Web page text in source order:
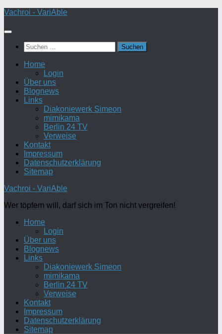
Zum
springen
Vachroi - VariAble
Suchen
nach:
Home
Login
Über uns
Blognews
Links
Diakoniewerk Simeon
mimikama
Berlin 24 TV
Verweise
Kontakt
Impressum
Datenschutzerklärung
Sitemap
Vachroi - VariAble
Wer töpfern will, darf sich im Ton nicht vergreifen!
Home
Login
Über uns
Blognews
Links
Diakoniewerk Simeon
mimikama
Berlin 24 TV
Verweise
Kontakt
Impressum
Datenschutzerklärung
Sitemap